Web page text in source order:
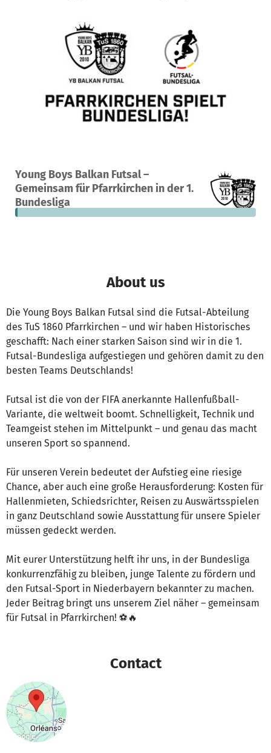
Young Boys Balkan Futsal –
Gemeinsam für Pfarrkirchen in der 1.
Bundesliga
A project in Pfarrkirchen, Germany
3
donations
1% €29,545
still needed
About us
Die Young Boys Balkan Futsal sind die Futsal-Abteilung
des TuS 1860 Pfarrkirchen – und wir haben Historisches
geschafft: Nach einer starken Saison sind wir in die 1.
Futsal-Bundesliga aufgestiegen und gehören damit zu den
besten Teams Deutschlands!
Futsal ist die von der FIFA anerkannte Hallenfußball-
Variante, die weltweit boomt. Schnelligkeit, Technik und
Teamgeist stehen im Mittelpunkt – und genau das macht
unseren Sport so spannend.
Für unseren Verein bedeutet der Aufstieg eine riesige
Chance, aber auch eine große Herausforderung: Kosten für
Hallenmieten, Schiedsrichter, Reisen zu Auswärtsspielen
in ganz Deutschland sowie Ausstattung für unsere Spieler
müssen gedeckt werden.
Mit eurer Unterstützung helft ihr uns, in der Bundesliga
konkurrenzfähig zu bleiben, junge Talente zu fördern und
den Futsal-Sport in Niederbayern bekannter zu machen.
Jeder Beitrag bringt uns unserem Ziel näher – gemeinsam
für Futsal in Pfarrkirchen! ⚽🔥
Contact